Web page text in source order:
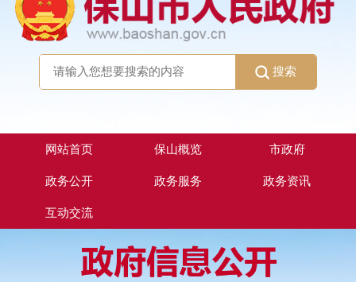
搜索
网站首页 保山概览 市政府
政务公开 政务服务 政务资讯
互动交流